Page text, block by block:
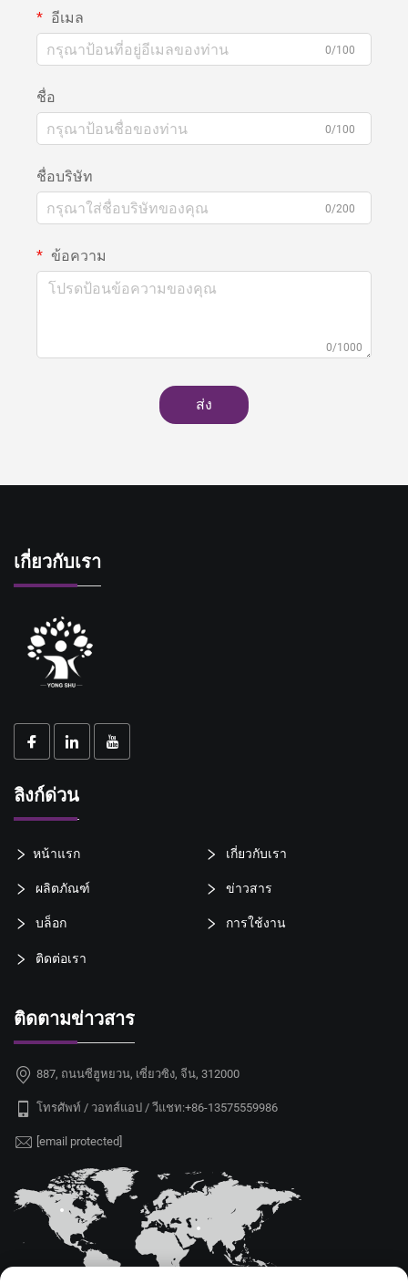
อีเมล
0/100
ชื่อ
0/100
ชื่อบริษัท
0/200
ข้อความ
0/1000
ส่ง
เกี่ยวกับเรา
ลิงก์ด่วน
หน้าแรก เกี่ยวกับเรา
ผลิตภัณฑ์ ข่าวสาร
บล็อก การใช้งาน
ติดต่อเรา
ติดตามข่าวสาร
887, ถนนซีฮูหยวน, เซี่ยวซิง, จีน, 312000
โทรศัพท์ / วอทส์แอป / วีแชท:+86-13575559986
[email protected]